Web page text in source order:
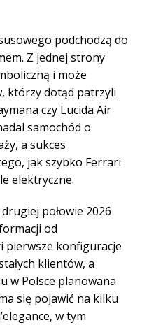
podchodzą do
Z jednej strony
i może
którzy dotąd patrzyli
czy Lucida Air
samochód o
a sukces
jak szybko Ferrari
elektryczne.
połowie 2026
od
pierwsze konfiguracje
klientów, a
w Polsce planowana
się pojawić na kilku
w tym